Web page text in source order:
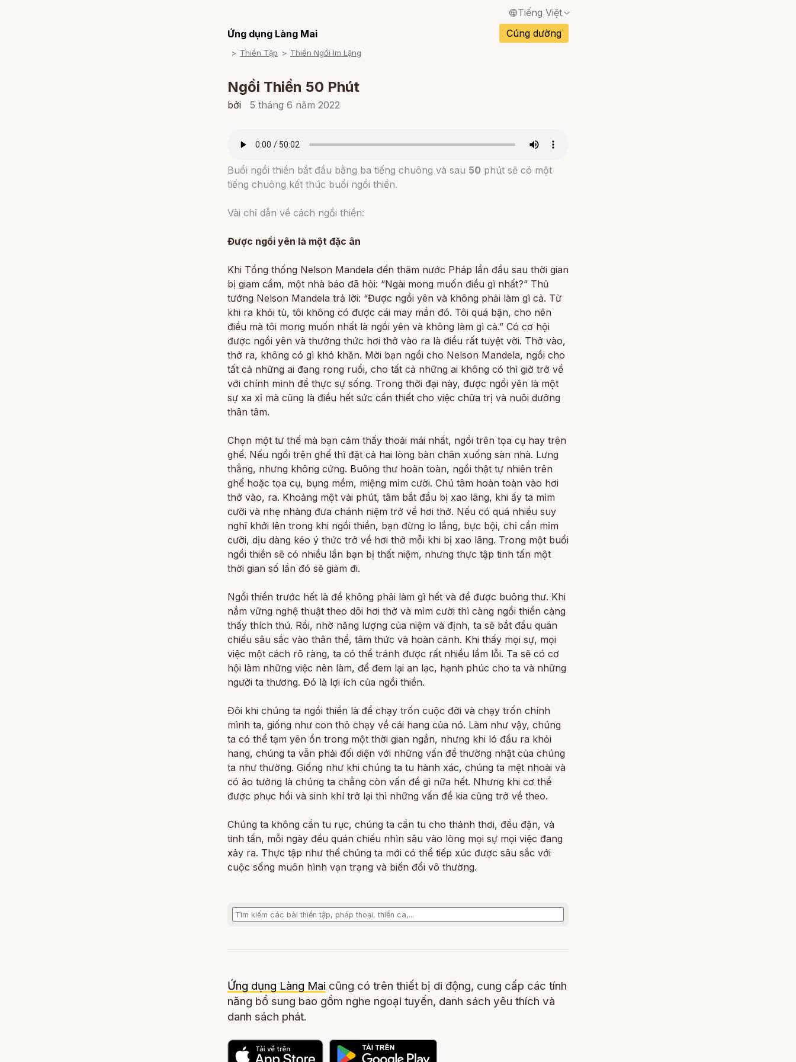
Tiếng Việt
English / Tiếng Anh
Português / Tiếng Bồ Đào Nha
ภาษาไทย / Tiếng Thái
Ứng dụng Làng Mai Cúng dường
Thiền Tập Thiền Ngồi Im Lặng
Ngồi Thiền 50 Phút
bởi 5 tháng 6 năm 2022
Buổi ngồi thiền bắt đầu bằng ba tiếng chuông và sau 50 phút sẽ có một
tiếng chuông kết thúc buổi ngồi thiền.
Vài chỉ dẫn về cách ngồi thiền:
Được ngồi yên là một đặc ân
Khi Tổng thống Nelson Mandela đến thăm nước Pháp lần đầu sau thời gian
bị giam cầm, một nhà báo đã hỏi: “Ngài mong muốn điều gì nhất?” Thủ
tướng Nelson Mandela trả lời: “Được ngồi yên và không phải làm gì cả. Từ
khi ra khỏi tù, tôi không có được cái may mắn đó. Tôi quá bận, cho nên
điều mà tôi mong muốn nhất là ngồi yên và không làm gì cả.” Có cơ hội
được ngồi yên và thưởng thức hơi thở vào ra là điều rất tuyệt vời. Thở vào,
thở ra, không có gì khó khăn. Mời bạn ngồi cho Nelson Mandela, ngồi cho
tất cả những ai đang rong ruổi, cho tất cả những ai không có thì giờ trở về
với chính mình để thực sự sống. Trong thời đại này, được ngồi yên là một
sự xa xỉ mà cũng là điều hết sức cần thiết cho việc chữa trị và nuôi dưỡng
thân tâm.
Chọn một tư thế mà bạn cảm thấy thoải mái nhất, ngồi trên tọa cụ hay trên
ghế. Nếu ngồi trên ghế thì đặt cả hai lòng bàn chân xuống sàn nhà. Lưng
thẳng, nhưng không cứng. Buông thư hoàn toàn, ngồi thật tự nhiên trên
ghế hoặc tọa cụ, bụng mềm, miệng mỉm cười. Chú tâm hoàn toàn vào hơi
thở vào, ra. Khoảng một vài phút, tâm bắt đầu bị xao lãng, khi ấy ta mỉm
cười và nhẹ nhàng đưa chánh niệm trở về hơi thở. Nếu có quá nhiều suy
nghĩ khởi lên trong khi ngồi thiền, bạn đừng lo lắng, bực bội, chỉ cần mỉm
cười, dịu dàng kéo ý thức trở về hơi thở mỗi khi bị xao lãng. Trong một buổi
ngồi thiền sẽ có nhiều lần bạn bị thất niệm, nhưng thực tập tinh tấn một
thời gian số lần đó sẽ giảm đi.
Ngồi thiền trước hết là để không phải làm gì hết và để được buông thư. Khi
nắm vững nghệ thuật theo dõi hơi thở và mỉm cười thì càng ngồi thiền càng
thấy thích thú. Rồi, nhờ năng lượng của niệm và định, ta sẽ bắt đầu quán
chiếu sâu sắc vào thân thể, tâm thức và hoàn cảnh. Khi thấy mọi sự, mọi
việc một cách rõ ràng, ta có thể tránh được rất nhiều lầm lỗi. Ta sẽ có cơ
hội làm những việc nên làm, để đem lại an lạc, hạnh phúc cho ta và những
người ta thương. Đó là lợi ích của ngồi thiền.
Đôi khi chúng ta ngồi thiền là để chạy trốn cuộc đời và chạy trốn chính
mình ta, giống như con thỏ chạy về cái hang của nó. Làm như vậy, chúng
ta có thể tạm yên ổn trong một thời gian ngắn, nhưng khi ló đầu ra khỏi
hang, chúng ta vẫn phải đối diện với những vấn đề thường nhật của chúng
ta như thường. Giống như khi chúng ta tu hành xác, chúng ta mệt nhoài và
có ảo tưởng là chúng ta chẳng còn vấn đề gì nữa hết. Nhưng khi cơ thể
được phục hồi và sinh khí trở lại thì những vấn đề kia cũng trở về theo.
Chúng ta không cần tu rục, chúng ta cần tu cho thảnh thơi, đều đặn, và
tinh tấn, mỗi ngày đều quán chiếu nhìn sâu vào lòng mọi sự mọi việc đang
xảy ra. Thực tập như thế chúng ta mới có thể tiếp xúc được sâu sắc với
cuộc sống muôn hình vạn trạng và biến đổi vô thường.
Ứng dụng Làng Mai cũng có trên thiết bị di động, cung cấp các tính
năng bổ sung bao gồm nghe ngoại tuyến, danh sách yêu thích và
danh sách phát.